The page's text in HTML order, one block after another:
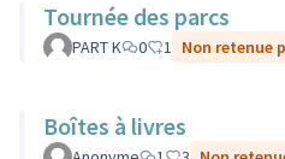
Tournée des parcs
PART K 0 1 Non retenue
Boîtes à livres